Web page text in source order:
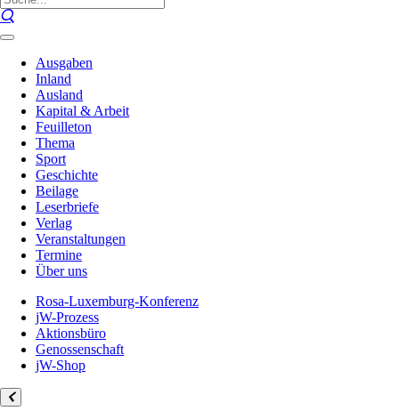
Ausgaben
Inland
Ausland
Kapital & Arbeit
Feuilleton
Thema
Sport
Geschichte
Beilage
Leserbriefe
Verlag
Veranstaltungen
Termine
Über uns
Rosa-Luxemburg-Konferenz
jW-Prozess
Aktionsbüro
Genossenschaft
jW-Shop